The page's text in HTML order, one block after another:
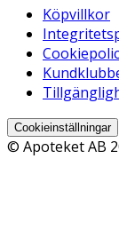
Köpvillkor
Cookieinställningar
© Apoteket AB